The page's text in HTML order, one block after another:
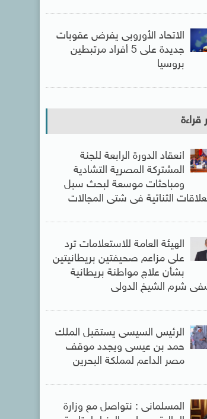
الاتحاد الأوروبى يفرض عقوبات
جديدة على 5 أفراد مرتبطين
بروسيا
قراءة
انعقاد الدورة الرابعة للجنة
المشتركة المصرية التشادية
ومباحثات موسعة لبحث سبل
الثنائية فى شتى المجالات
الهيئة العامة للاستعلامات ترد
على مزاعم صحيفتين بريطانيتين
بشأن علاج مواطنة بريطانية
شرم الشيخ الدولى
الرئيس السيسى يستقبل الملك
حمد بن عيسى ويجدد موقف
مصر الداعم لمملكة البحرين
المسلمانى : نتواصل مع وزارة